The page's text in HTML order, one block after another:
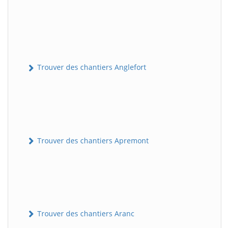
Trouver des chantiers Anglefort
Trouver des chantiers Apremont
Trouver des chantiers Aranc